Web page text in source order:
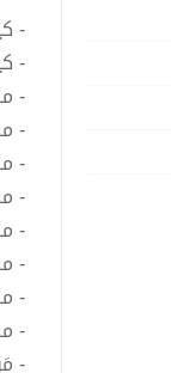
-
-
-
-
-
-
-
-
-
-
-